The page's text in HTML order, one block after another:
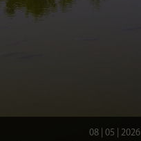
08 | 05 | 2026